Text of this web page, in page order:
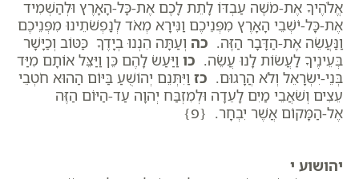
אֱלֹהֶיךָ אֶת-מֹשֶׁה עַבְדּוֹ לָתֵת לָכֶם אֶת-כָּל-הָאָרֶץ וּלְהַשְׁמִיד
אֶת-כָּל-יֹשְׁבֵי הָאָרֶץ מִפְּנֵיכֶם וַנִּירָא מְאֹד לְנַפְשֹׁתֵינוּ מִפְּנֵיכֶם
וַנַּעֲשֵׂה אֶת-הַדָּבָר הַזֶּה. כה וְעַתָּה הִנְנוּ בְיָדֶךָ כַּטּוֹב וְכַיָּשָׁר
בְּעֵינֶיךָ לַעֲשׂוֹת לָנוּ עֲשֵׂה. כו וַיַּעַשׂ לָהֶם כֵּן וַיַּצֵּל אוֹתָם מִיַּד
בְּנֵי-יִשְׂרָאֵל וְלֹא הֲרָגוּם. כז וַיִּתְּנֵם יְהוֹשֻׁעַ בַּיּוֹם הַהוּא חֹטְבֵי
עֵצִים וְשֹׁאֲבֵי מַיִם לָעֵדָה וּלְמִזְבַּח יְהוָה עַד-הַיּוֹם הַזֶּה
אֶל-הַמָּקוֹם אֲשֶׁר יִבְחָר. {פ}
יהושוע י